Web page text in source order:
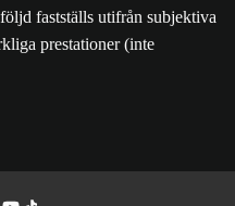
fastställs utifrån subjektiva
prestationer (inte